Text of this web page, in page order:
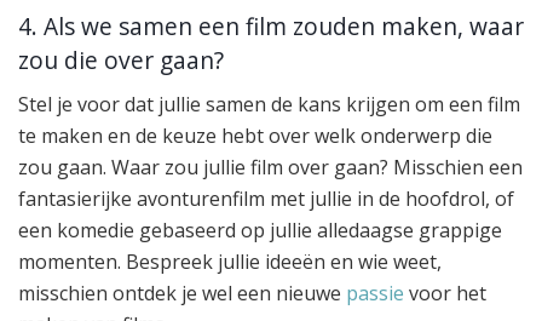
4. Als we samen een film zouden maken, waar
zou die over gaan?
Stel je voor dat jullie samen de kans krijgen om een film
te maken en de keuze hebt over welk onderwerp die
zou gaan. Waar zou jullie film over gaan? Misschien een
fantasierijke avonturenfilm met jullie in de hoofdrol, of
een komedie gebaseerd op jullie alledaagse grappige
momenten. Bespreek jullie ideeën en wie weet,
misschien ontdek je wel een nieuwe passie voor het